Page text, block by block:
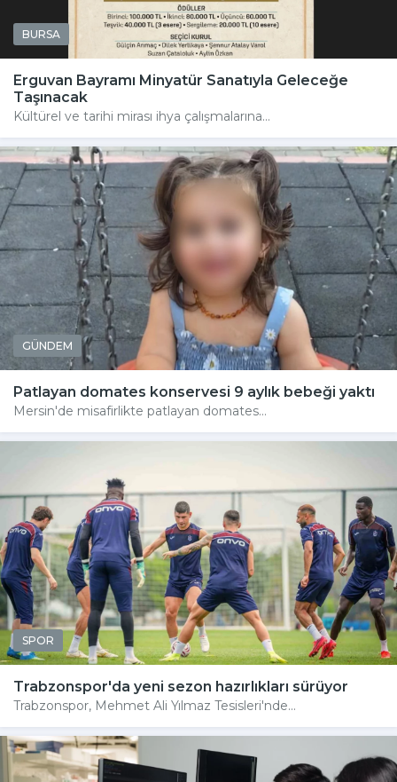
BURSA
Erguvan Bayramı Minyatür Sanatıyla Geleceğe
Taşınacak
Kültürel ve tarihi mirası ihya çalışmalarına...
GÜNDEM
Patlayan domates konservesi 9 aylık bebeği yaktı
Mersin'de misafirlikte patlayan domates...
SPOR
Trabzonspor'da yeni sezon hazırlıkları sürüyor
Trabzonspor, Mehmet Ali Yılmaz Tesisleri'nde...